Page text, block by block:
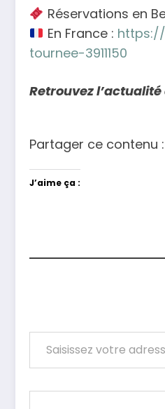
Réservations en
En France :
tournee-3911150
Retrouvez l’actualité
Partager ce contenu :
J’aime ça :
Saisissez votre adresse e-mail…